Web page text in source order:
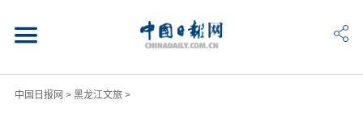
中国日报网 > 黑龙江文旅>